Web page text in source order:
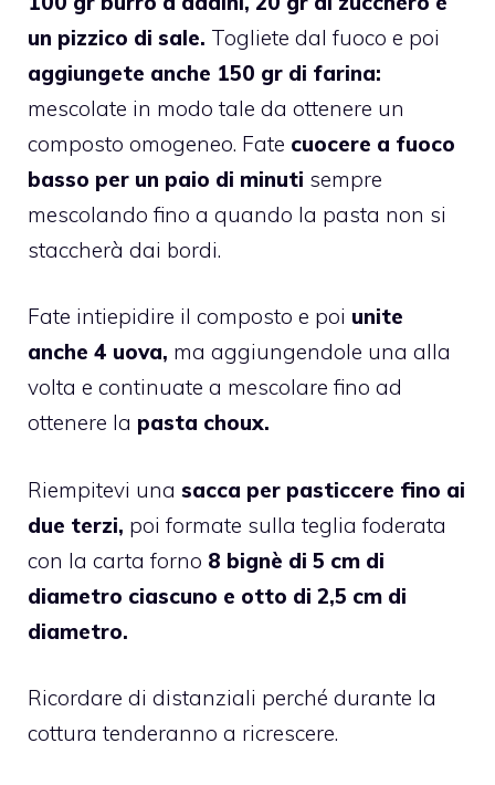
un pizzico di sale. Togliete dal fuoco e poi
aggiungete anche 150 gr di farina:
mescolate in modo tale da ottenere un
composto omogeneo. Fate cuocere a fuoco
basso per un paio di minuti sempre
mescolando fino a quando la pasta non si
staccherà dai bordi.
Fate intiepidire il composto e poi unite
anche 4 uova, ma aggiungendole una alla
volta e continuate a mescolare fino ad
ottenere la pasta choux.
Riempitevi una sacca per pasticcere fino ai
due terzi, poi formate sulla teglia foderata
con la carta forno 8 bignè di 5 cm di
diametro ciascuno e otto di 2,5 cm di
diametro.
Ricordare di distanziali perché durante la
cottura tenderanno a ricrescere.